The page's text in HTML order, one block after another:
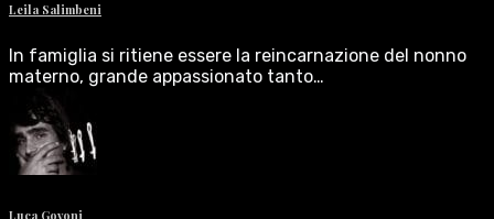
Leila Salimbeni
In famiglia si ritiene essere la reincarnazione del nonno
materno, grande appassionato tanto…
Luca Govoni